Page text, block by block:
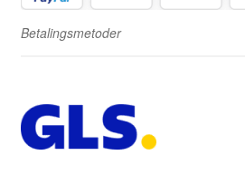
Betalingsmetoder